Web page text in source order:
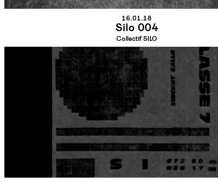
16.01.18
Silo 004
Collectif SILO